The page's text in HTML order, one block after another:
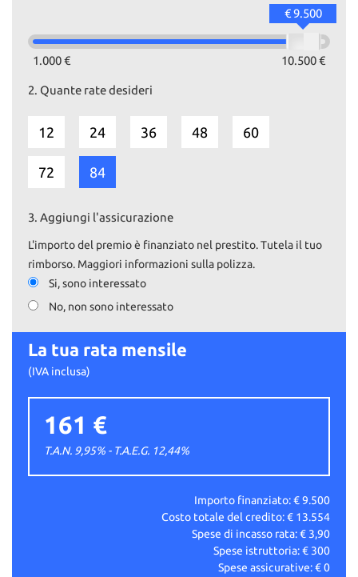
1.000 € 10.500 €
€ 9.500
2. Quante rate desideri
12 24 36 48 60
72 84
3. Aggiungi l'assicurazione
L'importo del premio è finanziato nel prestito. Tutela il tuo
rimborso. Maggiori informazioni sulla polizza.
Si, sono interessato
No, non sono interessato
La tua rata mensile
(IVA inclusa)
161 €
T.A.N. 9,95% - T.A.E.G. 12,44%
Importo finanziato: €9.500
Costo totale del credito: € 13.554
Spese di incasso rata: € 3,90
Spese istruttoria: € 300
Spese assicurative: €0